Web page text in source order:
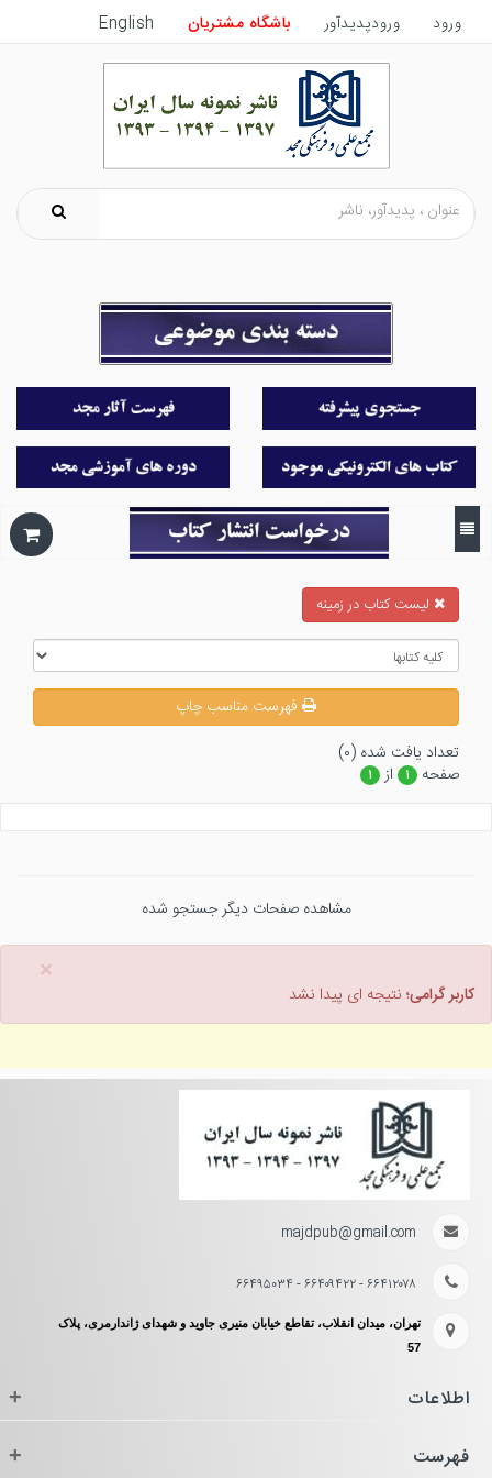
ورود ورودپدیدآور باشگاه مشتریان English
ليست كتاب در زمينه
فهرست مناسب چاپ
تعداد يافت شده (۰)
صفحه
۱ از ۱
مشاهده صفحات دیگر جستجو شده
×
کاربر گرامی؛ نتیجه ای پیدا نشد
majdpub@gmail.com
۶۶۴۱۲۰۷۸ - ۶۶۴۰۹۴۲۲ - ۶۶۴۹۵۰۳۴
تهران، میدان انقلاب، تقاطع خیابان منیری جاوید و شهدای ژاندارمری، پلاک
57
اطلاعات +
فهرست +